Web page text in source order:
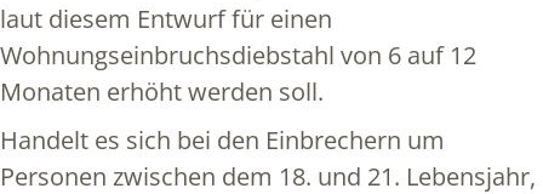
laut diesem Entwurf für einen
Wohnungseinbruchsdiebstahl von 6 auf 12
Monaten erhöht werden soll.
Handelt es sich bei den Einbrechern um
Personen zwischen dem 18. und 21. Lebensjahr,